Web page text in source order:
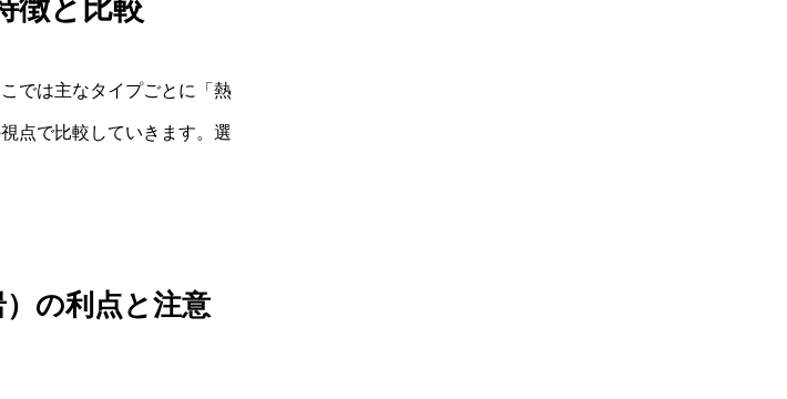
徴と比較
では主なタイプごとに「熱
点で比較していきます。選
の利点と注意